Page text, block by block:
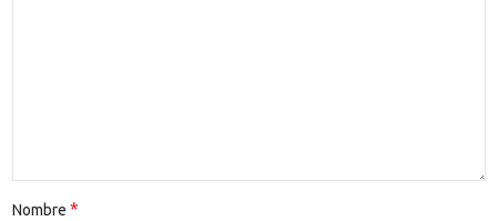
Nombre *